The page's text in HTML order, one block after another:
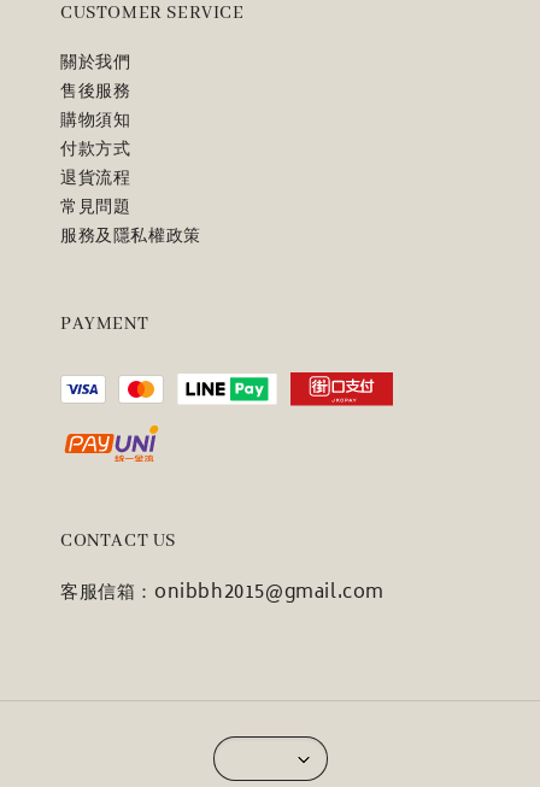
CUSTOMER SERVICE
關於我們
售後服務
購物須知
付款方式
退貨流程
常見問題
服務及隱私權政策
PAYMENT
CONTACT US
客服信箱：onibbh2015@gmail.com